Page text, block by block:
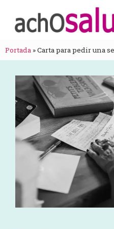
Portada »Carta para pedir una